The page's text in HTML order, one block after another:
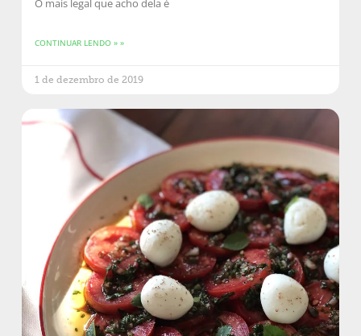
O mais legal que acho dela é
CONTINUAR LENDO » »
1 de dezembro de 2019